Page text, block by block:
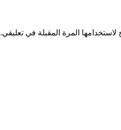
المرة المقبلة في تعليقي.